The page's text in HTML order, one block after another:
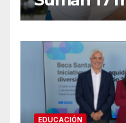
casos;
señales
EDUCACIÓN